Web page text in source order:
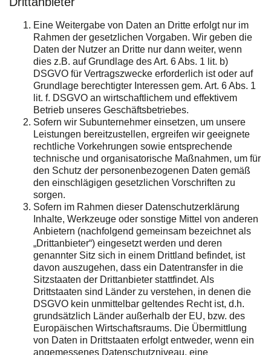
Eine Weitergabe von Daten an Dritte erfolgt nur im
Rahmen der gesetzlichen Vorgaben. Wir geben die
Daten der Nutzer an Dritte nur dann weiter, wenn
dies z.B. auf Grundlage des Art. 6 Abs. 1 lit. b)
DSGVO für Vertragszwecke erforderlich ist oder auf
Grundlage berechtigter Interessen gem. Art. 6 Abs. 1
lit. f. DSGVO an wirtschaftlichem und effektivem
Betrieb unseres Geschäftsbetriebes.
Sofern wir Subunternehmer einsetzen, um unsere
Leistungen bereitzustellen, ergreifen wir geeignete
rechtliche Vorkehrungen sowie entsprechende
technische und organisatorische Maßnahmen, um für
den Schutz der personenbezogenen Daten gemäß
den einschlägigen gesetzlichen Vorschriften zu
sorgen.
Sofern im Rahmen dieser Datenschutzerklärung
Inhalte, Werkzeuge oder sonstige Mittel von anderen
Anbietern (nachfolgend gemeinsam bezeichnet als
„Drittanbieter“) eingesetzt werden und deren
genannter Sitz sich in einem Drittland befindet, ist
davon auszugehen, dass ein Datentransfer in die
Sitzstaaten der Drittanbieter stattfindet. Als
Drittstaaten sind Länder zu verstehen, in denen die
DSGVO kein unmittelbar geltendes Recht ist, d.h.
grundsätzlich Länder außerhalb der EU, bzw. des
Europäischen Wirtschaftsraums. Die Übermittlung
von Daten in Drittstaaten erfolgt entweder, wenn ein
angemessenes Datenschutzniveau, eine